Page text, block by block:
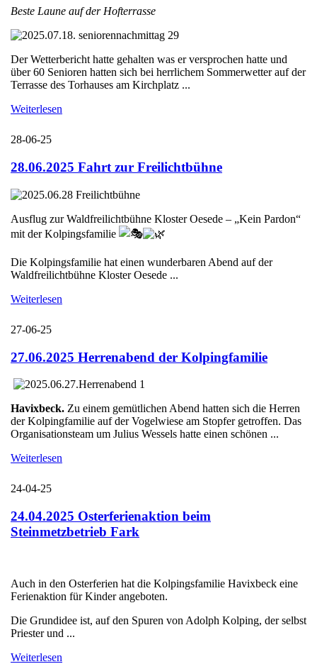
Beste Laune auf der Hofterrasse
Der Wetterbericht hatte gehalten was er versprochen hatte und
über 60 Senioren hatten sich bei herrlichem Sommerwetter auf der
Terrasse des Torhauses am Kirchplatz ...
Weiterlesen
28-06-25
28.06.2025 Fahrt zur Freilichtbühne
Ausflug zur Waldfreilichtbühne Kloster Oesede – „Kein Pardon“
mit der Kolpingsfamilie
Die Kolpingsfamilie hat einen wunderbaren Abend auf der
Waldfreilichtbühne Kloster Oesede ...
Weiterlesen
27-06-25
27.06.2025 Herrenabend der Kolpingfamilie
Havixbeck. Zu einem gemütlichen Abend hatten sich die Herren
der Kolpingfamilie auf der Vogelwiese am Stopfer getroffen. Das
Organisationsteam um Julius Wessels hatte einen schönen ...
Weiterlesen
24-04-25
24.04.2025 Osterferienaktion beim
Steinmetzbetrieb Fark
Auch in den Osterferien hat die Kolpingsfamilie Havixbeck eine
Ferienaktion für Kinder angeboten.
Die Grundidee ist, auf den Spuren von Adolph Kolping, der selbst
Priester und ...
Weiterlesen